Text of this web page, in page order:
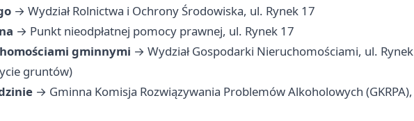
→ Wydział Rolnictwa i Ochrony Środowiska, ul. Rynek 17
→ Punkt nieodpłatnej pomocy prawnej, ul. Rynek 17
gminnymi → Wydział Gospodarki Nieruchomościami, ul. Rynek
gruntów)
→ Gminna Komisja Rozwiązywania Problemów Alkoholowych (GKRPA),